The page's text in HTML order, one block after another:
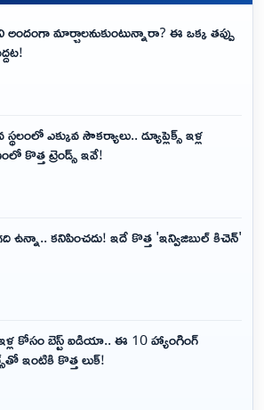
అందంగా మార్చాలనుకుంటున్నారా? ఈ ఒక్క తప్పు
స్థలంలో ఎక్కువ సౌకర్యాలు.. డ్యూప్లెక్స్ ఇళ్ల
కొత్త ట్రెండ్స్ ఇవే!
ఉన్నా.. కనిపించదు! ఇదే కొత్త 'ఇన్విజిబుల్ కిచెన్'
కోసం బెస్ట్ ఐడియా.. ఈ 10 హ్యాంగింగ్
ఇంటికి కొత్త లుక్!